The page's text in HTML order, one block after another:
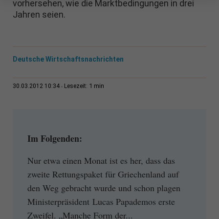
vorhersehen, wie die Marktbedingungen in drei
Jahren seien.
Deutsche Wirtschaftsnachrichten
30.03.2012 10:34 Lesezeit: 1 min
Im Folgenden:
Nur etwa einen Monat ist es her, dass das
zweite Rettungspaket für Griechenland auf
den Weg gebracht wurde und schon plagen
Ministerpräsident Lucas Papademos erste
Zweifel. „Manche Form der...